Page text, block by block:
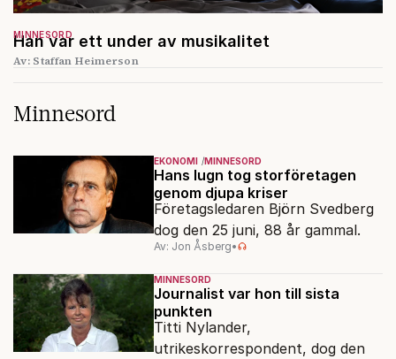
Han var ett under av musikalitet
MINNESORD
Av: Staffan Heimerson
Minnesord
EKONOMI MINNESORD
Hans lugn tog storföretagen
genom djupa kriser
Företagsledaren Björn Svedberg
dog den 25 juni, 88 år gammal.
Av: Jon Åsberg•
MINNESORD
Journalist var hon till sista
punkten
Titti Nylander,
utrikeskorrespondent, dog den